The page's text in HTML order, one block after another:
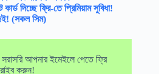
দিচ্ছে ফ্রি-তে প্রিমিয়াম সুবিধা!
(সকল সিম)
আপনার ইমেইলে পেতে ফ্রি
করুন!